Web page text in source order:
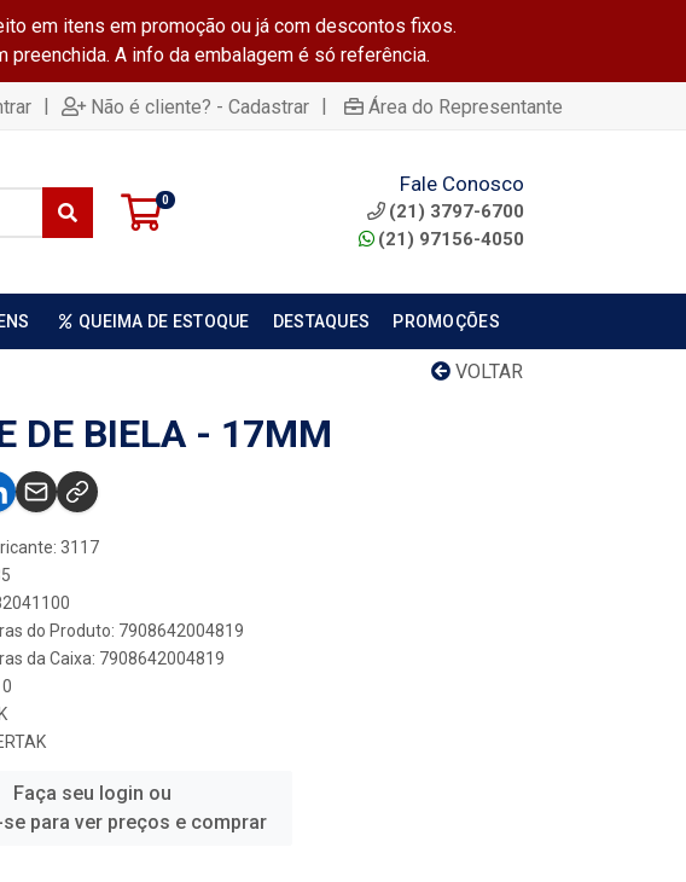
em itens em promoção ou já com descontos fixos.
A info da embalagem é só referência.
| Não é cliente? - Cadastrar | Área do Representante
0
Fale Conosco
(21) 3797-6700
(21) 97156-4050
QUEIMA DE ESTOQUE DESTAQUES PROMOÇÕES
VOLTAR
DE BIELA - 17MM
3117
do Produto: 7908642004819
da Caixa: 7908642004819
Faça seu login ou
para ver preços e comprar